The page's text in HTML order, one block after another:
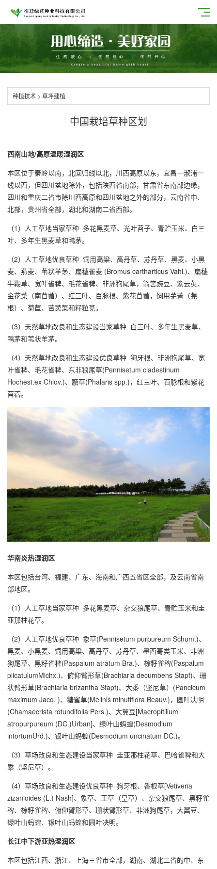
种植技术 > 草坪建植
中国栽培草种区划
西南山地/高原温暖湿润区
本区位于秦岭以南，北回归线以北，川西高原以东，宜昌—淑浦一
线以西，但四川盆地除外，包括陕西省南部，甘肃省东南部边缘，
四川和重庆二省市除川西高原和四川盆地之外的部分，云南省中、
北部，贵州省全部，湖北和湖南二省西部。
（1）人工草地当家草种 多花黑麦草、光叶苕子、青贮玉米、白三
叶、多年生黑麦草和鸭茅。
（2）人工草地优良草种 饲用高粱、高丹草、苏丹草、黑麦、小黑
麦、燕麦、苇状羊茅、扁穗雀麦 (Bromus cartharticus Vahl.)、扁穗
牛鞭草、宽叶雀稗、毛花雀稗、非洲狗尾草，箭筈豌豆、紫云英、
金花菜（南苜蓿）、红三叶、百脉根、紫花苜蓿，饲用芜菁（莞
根）、菊苣、苦荬菜和籽粒苋。
（3）天然草地改良和生态建设当家草种 白三叶、多年生黑麦草、
鸭茅和苇状羊茅。
（4）天然草地改良和生态建设优良草种 狗牙根、非洲狗尾草、宽
叶雀稗、毛花雀稗、东非狼尾草(Pennisetum cladestinum
Hochest.ex Chiov.)、虉草(Phalaris spp.)，红三叶、百脉根和紫花
苜蓿。
华南炎热湿润区
本区包括台湾、福建、广东、海南和广西五省区全部，及云南省南
部地区。
（1）人工草地当家草种 多花黑麦草、杂交狼尾草、青贮玉米和圭
亚那柱花草。
（2）人工草地优良草种 象草(Pennisetum purpureum Schum.)、
黑麦、小黑麦、饲用高粱、高丹草、苏丹草、墨西哥类玉米、非洲
狗尾草、黑籽雀稗(Paspalum atratum Bra.)、棕籽雀稗(Paspalum
plicatulumMichx.)、俯仰臂形草(Brachiaria decumbens Stapf)、珊
状臂形草(Brachiaria brizantha Stapf)、大黍（坚尼草）(Pancicum
maximum Jacq. )、糖蜜草(Melinis minutiflora Beauv.)，圆叶决明
(Chamaecrista rotundifolia Pers.)、大翼豆[Macropitilium
atropurpureum (DC.)Urban]、绿叶山蚂蝗(Desmodium
intortumUrd.)、银叶山蚂蝗(Desmodium uncinatum DC.)。
（3）草场改良和生态建设当家草种 圭亚那柱花草、巴哈雀稗和大
黍（坚尼草）。
（4）草场改良和生态建设优良草种 狗牙根、香根草[Vetiveria
zizanioides (L.) Nash]、象草、王草（皇草）、杂交狼尾草、黑籽雀
稗、棕籽雀稗、俯仰臂形草、珊状臂形草、非洲狗尾草，大翼豆、
绿叶山蚂蝗、银叶山蚂蝗和圆叶决明。
长江中下游亚热湿润区
本区包括江西、浙江、上海三省市全部，湖南、湖北二省的中、东